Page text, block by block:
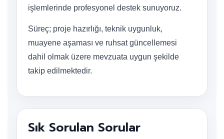
işlemlerinde profesyonel destek sunuyoruz.
Süreç; proje hazırlığı, teknik uygunluk,
muayene aşaması ve ruhsat güncellemesi
dahil olmak üzere mevzuata uygun şekilde
takip edilmektedir.
Sık Sorulan Sorular